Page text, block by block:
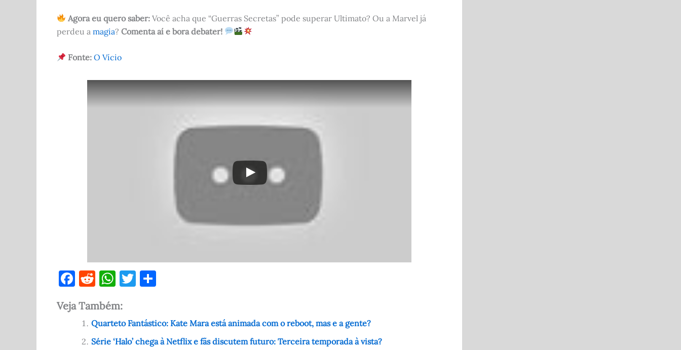
Agora eu quero saber: Você acha que “Guerras Secretas” pode superar Ultimato? Ou a Marvel já
perdeu a magia? Comenta aí e bora debater!
Fonte: O Vício
F
c
e
b
R
d
di
t
W
at
s
A
T
te
r
e
Veja Também:
Quarteto Fantástico: Kate Mara está animada com o reboot, mas e a gente?
Série ‘Halo’ chega à Netflix e fãs discutem futuro: Terceira temporada à vista?